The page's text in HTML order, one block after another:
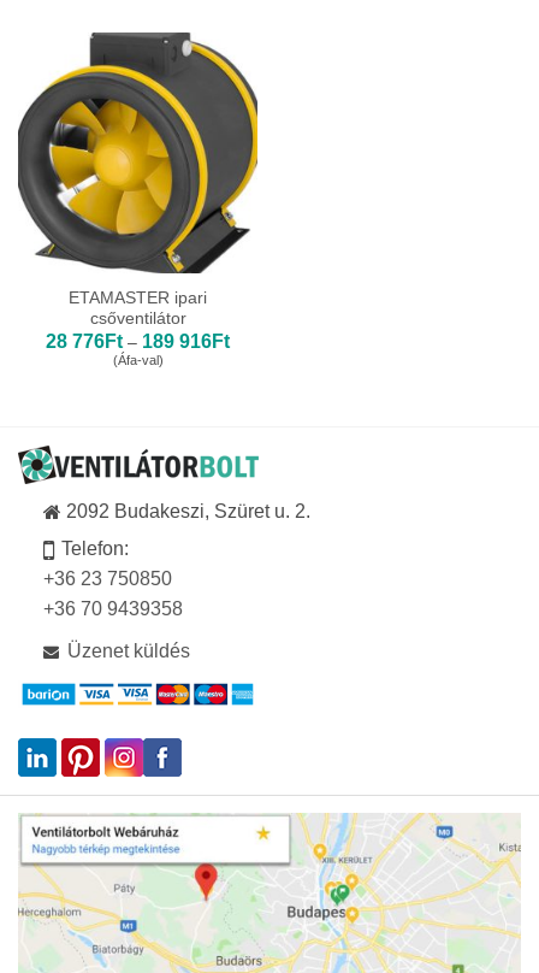
ETAMASTER ipari
csőventilátor
28 776Ft – 189 916FtÁrtartomány:
(Áfa-val)
2092 Budakeszi, Szüret u. 2.
Telefon:
+36 23 750850
+36 70 9439358
Üzenet küldés